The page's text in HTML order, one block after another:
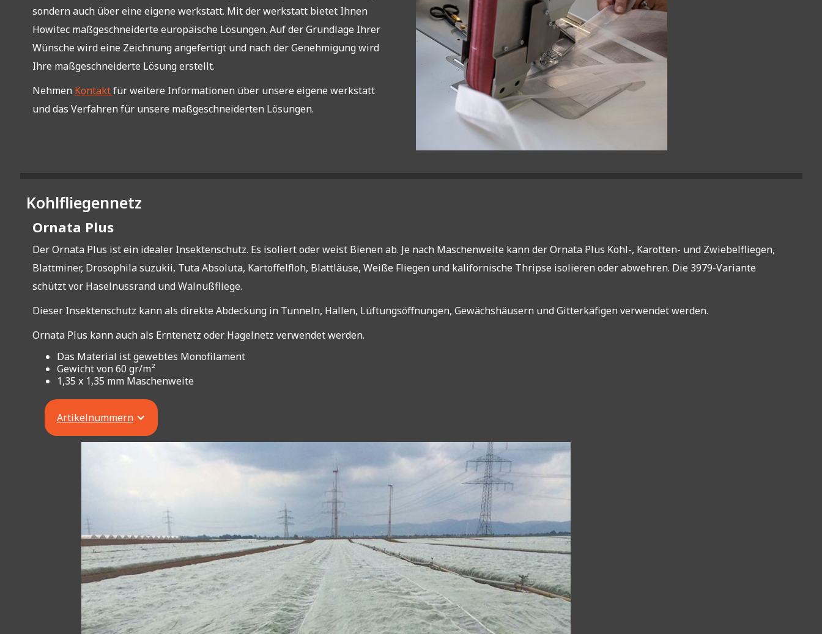
sondern auch über eine eigene werkstatt. Mit der werkstatt bietet Ihnen
Howitec maßgeschneiderte europäische Lösungen. Auf der Grundlage Ihrer
Wünsche wird eine Zeichnung angefertigt und nach der Genehmigung wird
Ihre maßgeschneiderte Lösung erstellt.
Nehmen Kontaktfür weitere Informationen über unsere eigene werkstatt
und das Verfahren für unsere maßgeschneiderten Lösungen.
Kohlfliegennetz
Ornata Plus
Der Ornata Plus ist ein idealer Insektenschutz. Es isoliert oder weist Bienen ab. Je nach Maschenweite kann der Ornata Plus Kohl-, Karotten- und Zwiebelfliegen,
Blattminer, Drosophila suzukii, Tuta Absoluta, Kartoffelfloh, Blattläuse, Weiße Fliegen und kalifornische Thripse isolieren oder abwehren. Die 3979-Variante
schützt vor Haselnussrand und Walnußfliege.
Dieser Insektenschutz kann als direkte Abdeckung in Tunneln, Hallen, Lüftungsöffnungen, Gewächshäusern und Gitterkäfigen verwendet werden.
Ornata Plus kann auch als Erntenetz oder Hagelnetz verwendet werden.
Das Material ist gewebtes Monofilament
Gewicht von 60 gr/m²
1,35 x 1,35 mm Maschenweite
Artikelnummern